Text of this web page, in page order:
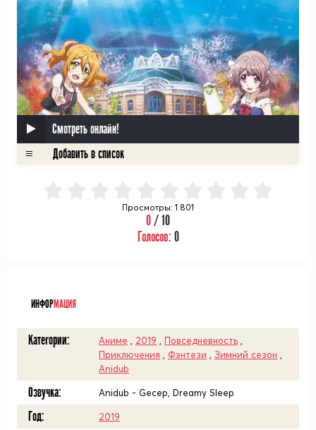
Смотреть онлайн!
Просмотры: 1 801
0/ 10
Голосов: 0
ИНФОРМАЦИЯ
Категории: Аниме 2019 Повседневность
Приключения
Фэнтези Зимний сезон
Anidub
Озвучка: Anidub - Gecep, Dreamy Sleep
Год: 2019